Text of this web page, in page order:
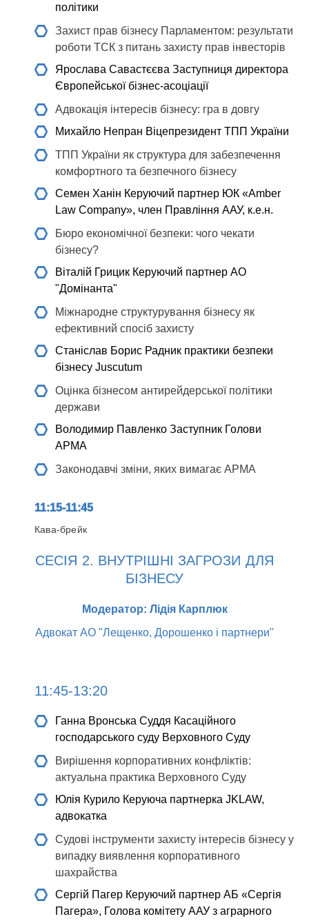
політики
Захист прав бізнесу Парламентом: результати
роботи ТСК з питань захисту прав інвесторів
Ярослава Савастєєва Заступниця директора
Європейської бізнес-асоціації
Адвокація інтересів бізнесу: гра в довгу
Михайло Непран Віцепрезидент ТПП України
ТПП України як структура для забезпечення
комфортного та безпечного бізнесу
Семен Ханін Керуючий партнер ЮК «Amber
Law Company», член Правління ААУ, к.е.н.
Бюро економічної безпеки: чого чекати
бізнесу?
Віталій Грицик Керуючий партнер АО
"Домінанта"
Міжнародне структурування бізнесу як
ефективний спосіб захисту
Станіслав Борис Радник практики безпеки
бізнесу Juscutum
Оцінка бізнесом антирейдерської політики
держави
Володимир Павленко Заступник Голови
АРМА
Законодавчі зміни, яких вимагає АРМА
11:15-11:45
Кава-брейк
СЕСІЯ 2. ВНУТРІШНІ ЗАГРОЗИ ДЛЯ
БІЗНЕСУ
Модератор: Лідія Карплюк
Адвокат АО "Лещенко, Дорошенко і партнери"
11:45-13:20
Ганна Вронська Суддя Касаційного
господарського суду Верховного Суду
Вирішення корпоративних конфліктів:
актуальна практика Верховного Суду
Юлія Курило Керуюча партнерка JKLAW,
адвокатка
Судові інструменти захисту інтересів бізнесу у
випадку виявлення корпоративного
шахрайства
Сергій Пагер Керуючий партнер АБ «Сергія
Пагера», Голова комітету ААУ з аграрного